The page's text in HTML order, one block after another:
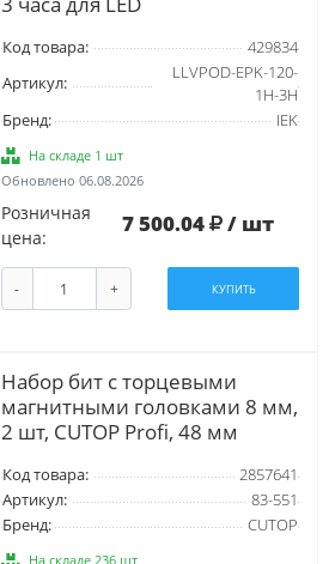
Код товара:
429834
Артикул:
LLVPOD-EPK-120-
1H-3H
Бренд:
IEK
На складе 1 шт
Обновлено 06.08.2026
Розничная
цена:
7 500.04 / шт
- + КУПИТЬ
Набор бит с торцевыми
магнитными головками 8 мм,
2 шт, CUTOP Profi, 48 мм
Код товара:
2857641
Артикул:
83-551
Бренд:
CUTOP
На складе 236 шт